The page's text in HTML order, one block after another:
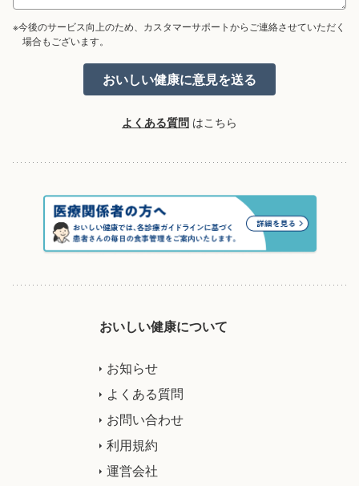
※今後のサービス向上のため、カスタマーサポートからご連絡させていただく
場合もございます。
よくある質問 はこちら
おいしい健康について
お知らせ
よくある質問
お問い合わせ
利用規約
運営会社